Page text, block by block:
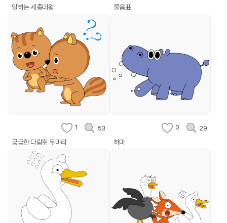
말하는 세종대왕 물음표
1 53
궁금한 다람쥐 두마리
0 29
하마